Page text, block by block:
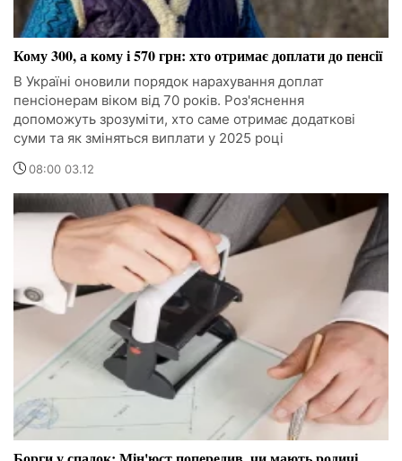
Кому 300, а кому і 570 грн: хто отримає доплати до пенсії
В Україні оновили порядок нарахування доплат
пенсіонерам віком від 70 років. Роз'яснення
допоможуть зрозуміти, хто саме отримає додаткові
суми та як зміняться виплати у 2025 році
08:00 03.12